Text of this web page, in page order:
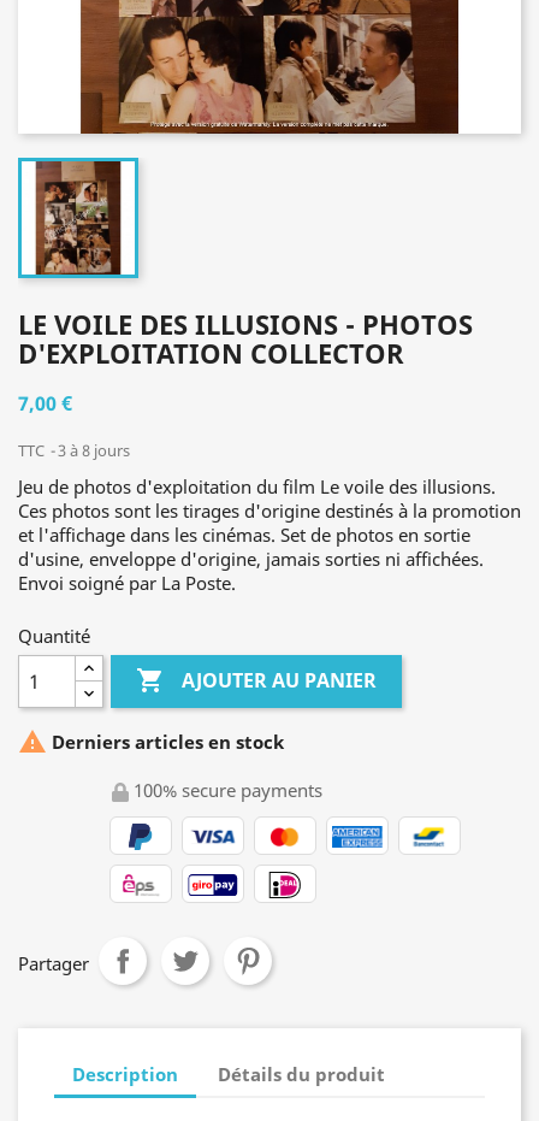
LE VOILE DES ILLUSIONS - PHOTOS
D'EXPLOITATION COLLECTOR
7,00 €
TTC 3 à 8 jours
Jeu de photos d'exploitation du film Le voile des illusions.
Ces photos sont les tirages d'origine destinés à la promotion
et l'affichage dans les cinémas. Set de photos en sortie
d'usine, enveloppe d'origine, jamais sorties ni affichées.
Envoi soigné par La Poste.
Quantité
 AJOUTER AU PANIER
 Derniers articles en stock
100% secure payments
Partager
Description Détails du produit